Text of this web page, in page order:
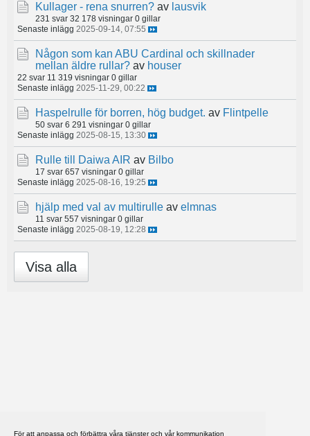
För att anpassa och förbättra våra tjänster och vår kommunikation
Kullager - rena snurren? av lausvik
231 svar 32 178 visningar 0 gillar
Senaste inlägg 2025-09-14, 07:55
Någon som kan ABU Cardinal och skillnader
mellan äldre rullar? av houser
22 svar 11 319 visningar 0 gillar
Senaste inlägg 2025-11-29, 00:22
Haspelrulle för borren, hög budget. av Flintpelle
50 svar 6 291 visningar 0 gillar
Senaste inlägg 2025-08-15, 13:30
Rulle till Daiwa AIR av Bilbo
17 svar 657 visningar 0 gillar
Senaste inlägg 2025-08-16, 19:25
hjälp med val av multirulle av elmnas
11 svar 557 visningar 0 gillar
Senaste inlägg 2025-08-19, 12:28
Visa alla